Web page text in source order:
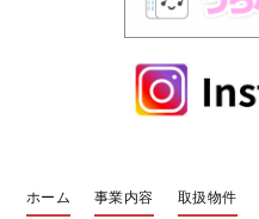
ホーム 事業内容 取扱物件